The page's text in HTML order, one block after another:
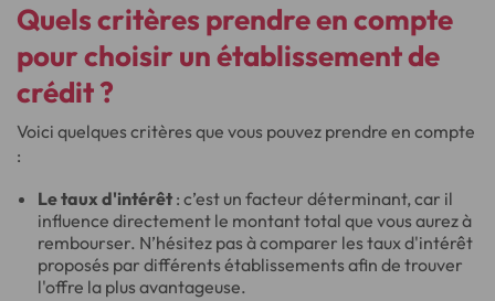
Quels critères prendre en compte
pour choisir un établissement de
crédit ?
Voici quelques critères que vous pouvez prendre en compte
:
Le taux d'intérêt : c’est un facteur déterminant, car il
influence directement le montant total que vous aurez à
rembourser. N’hésitez pas à comparer les taux d'intérêt
proposés par différents établissements afin de trouver
l'offre la plus avantageuse.